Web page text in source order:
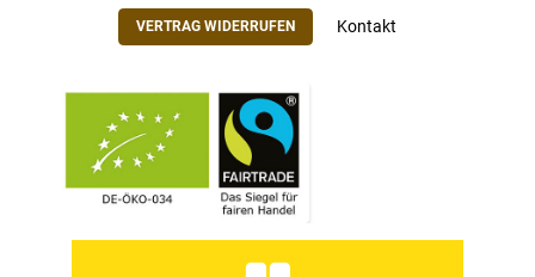
VERTRAG WIDERRUFEN Kontakt